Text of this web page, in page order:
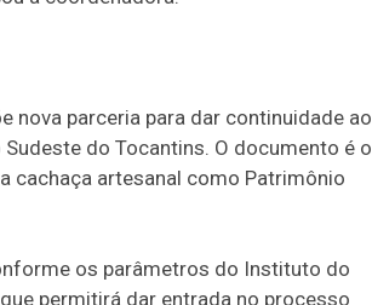
nova parceria para dar continuidade ao
do Tocantins. O documento é o
cachaça artesanal como Patrimônio
os parâmetros do Instituto do
permitirá dar entrada no processo